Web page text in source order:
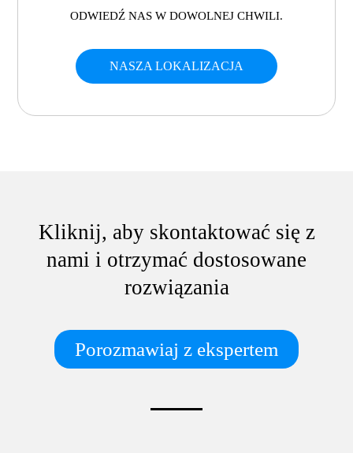
ODWIEDŹ NAS W DOWOLNEJ CHWILI.
NASZA LOKALIZACJA
Kliknij, aby skontaktować się z
nami i otrzymać dostosowane
rozwiązania
Porozmawiaj z ekspertem